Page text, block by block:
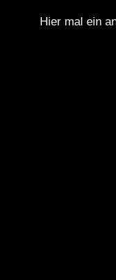
Hier mal ein